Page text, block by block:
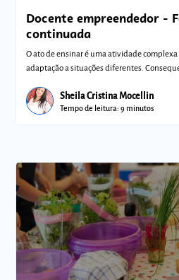
Docente empreendedor -
continuada
O ato de ensinar é uma atividade
adaptação a situações diferentes.
Sheila Cristina Mocellin
Tempo de leitura: 9 minutos